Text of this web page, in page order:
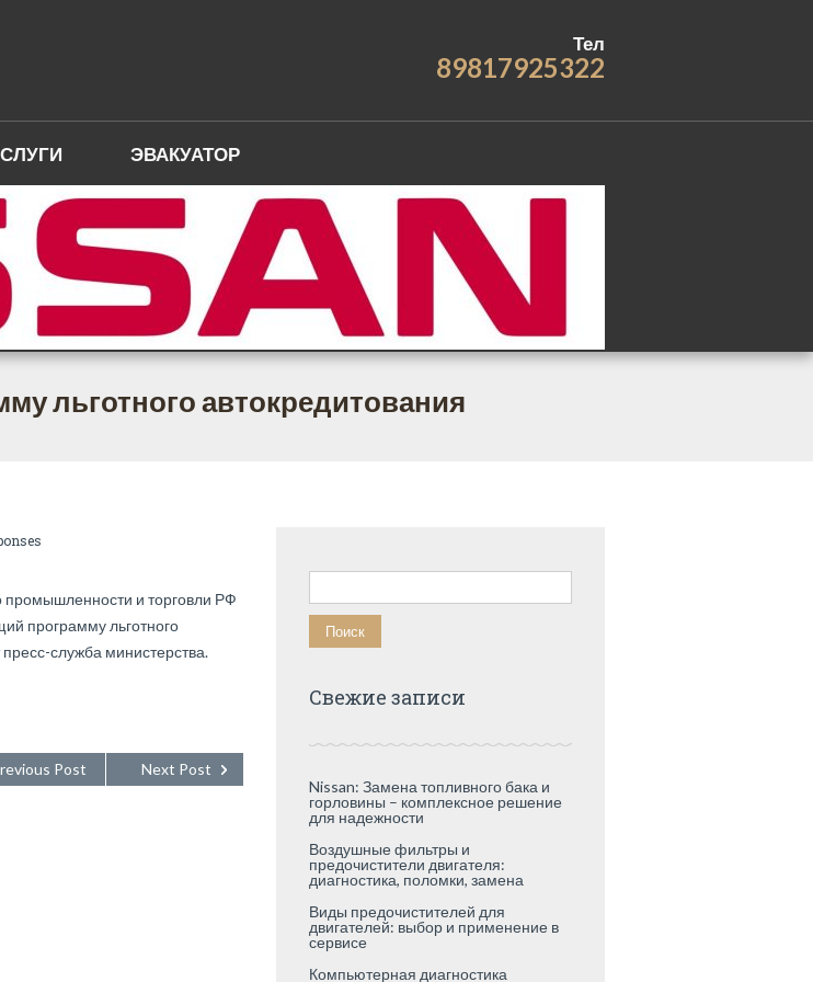
Тел
89817925322
ЭВАКУАТОР
льготного автокредитования
промышленности и торговли РФ
программу льготного
служба министерства.
Next Post
Post
Найти:
Свежие записи
Nissan: Замена топливного бака и
горловины – комплексное решение
для надежности
Воздушные фильтры и
предочистители двигателя:
диагностика, поломки, замена
Виды предочистителей для
двигателей: выбор и применение в
сервисе
Компьютерная диагностика